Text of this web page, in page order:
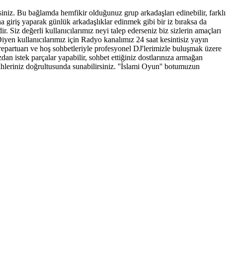
Bu bağlamda hemfikir olduğunuz grup arkadaşları edinebilir, farklı
giriş yaparak günlük arkadaşlıklar edinmek gibi bir iz bıraksa da
Siz değerli kullanıcılarımız neyi talep ederseniz biz sizlerin amaçları
kullanıcılarımız için Radyo kanalımız 24 saat kesintisiz yayın
ve hoş sohbetleriyle profesyonel DJ'lerimizle buluşmak üzere
istek parçalar yapabilir, sohbet ettiğiniz dostlarınıza armağan
doğrultusunda sunabilirsiniz. ''İslami Oyun'' botumuzun